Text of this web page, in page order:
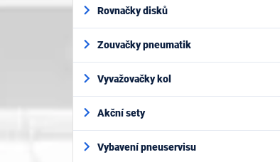
í
e
Rovnačky disků
Zouvačky pneumatik
Vyvažovačky kol
Akční sety
Vybavení pneuservisu